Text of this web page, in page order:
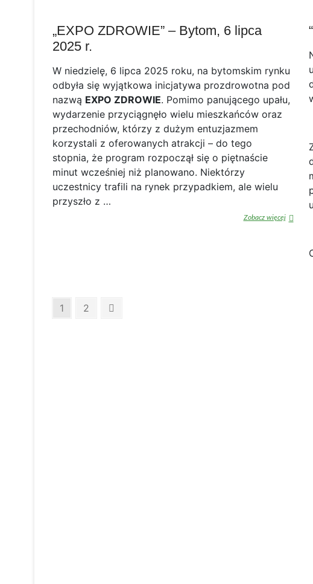
„EXPO ZDROWIE” – Bytom, 6 lipca
2025 r.
W niedzielę, 6 lipca 2025 roku, na bytomskim rynku
odbyła się wyjątkowa inicjatywa prozdrowotna pod
nazwą EXPO ZDROWIE. Pomimo panującego upału,
wydarzenie przyciągnęło wielu mieszkańców oraz
przechodniów, którzy z dużym entuzjazmem
korzystali z oferowanych atrakcji – do tego
stopnia, że program rozpoczął się o piętnaście
minut wcześniej niż planowano. Niektórzy
uczestnicy trafili na rynek przypadkiem, ale wielu
przyszło z …
Zobacz więcej„EXPO
Nawigacja
Page
1 Page
2